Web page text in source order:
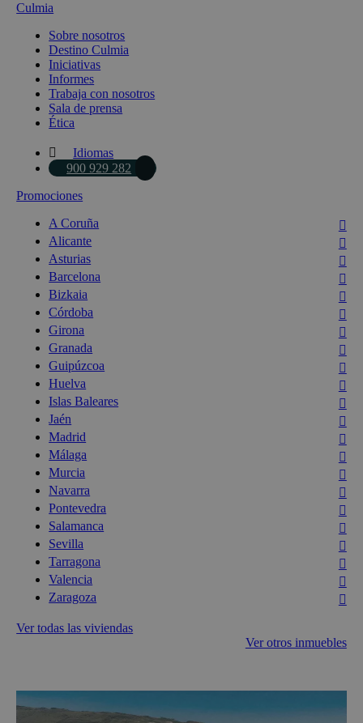
Culmia
Sobre nosotros
Destino Culmia
Iniciativas
Informes
Trabaja con nosotros
Sala de prensa
Ética
Idiomas
900 929 282
Promociones
A Coruña
Alicante
Asturias
Barcelona
Bizkaia
Córdoba
Girona
Granada
Guipúzcoa
Huelva
Islas Baleares
Jaén
Madrid
Málaga
Murcia
Navarra
Pontevedra
Salamanca
Sevilla
Tarragona
Valencia
Zaragoza
Ver todas las viviendas
Ver otros inmuebles